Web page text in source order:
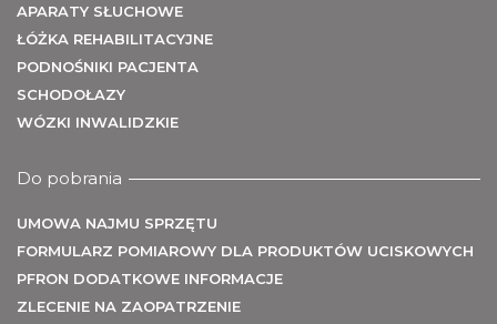
APARATY SŁUCHOWE
ŁÓŻKA REHABILITACYJNE
PODNOŚNIKI PACJENTA
SCHODOŁAZY
WÓZKI INWALIDZKIE
Do pobrania
UMOWA NAJMU SPRZĘTU
FORMULARZ POMIAROWY DLA PRODUKTÓW UCISKOWYCH
PFRON DODATKOWE INFORMACJE
ZLECENIE NA ZAOPATRZENIE